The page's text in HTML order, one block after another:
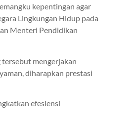
kepentingan agar
Lingkungan Hidup pada
Menteri Pendidikan
mengerjakan
diharapkan prestasi
efesiensi